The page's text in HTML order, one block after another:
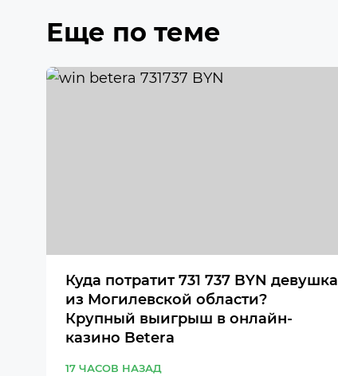
Еще по теме
Куда потратит 731 737 BYN девушка
из Могилевской области?
Крупный выигрыш в онлайн-
казино Betera
17 ЧАСОВ НАЗАД